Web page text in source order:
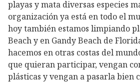
playas y mata diversas especies
organización ya está en todo el
hoy también estamos limpiando
Beach y en Gandy Beach de
hacemos en otras costas del
que quieran participar, vengan
plásticas y vengan a pasarla bien